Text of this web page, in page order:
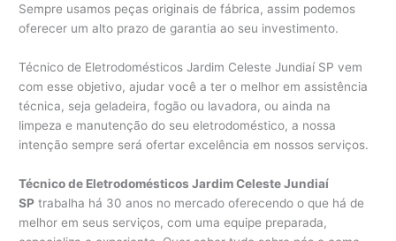
Sempre usamos peças originais de fábrica, assim podemos
oferecer um alto prazo de garantia ao seu investimento.
Técnico de Eletrodomésticos Jardim Celeste Jundiaí SP vem
com esse objetivo, ajudar você a ter o melhor em assistência
técnica, seja geladeira, fogão ou lavadora, ou ainda na
limpeza e manutenção do seu eletrodoméstico, a nossa
intenção sempre será ofertar excelência em nossos serviços.
Técnico de Eletrodomésticos Jardim Celeste Jundiaí
SP trabalha há 30 anos no mercado oferecendo o que há de
melhor em seus serviços, com uma equipe preparada,